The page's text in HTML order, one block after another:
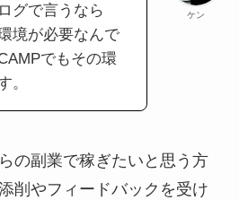
ケン
グで言うなら
境が必要なんで
でもその環
。
の副業で稼ぎたいと思う方
削やフィードバックを受け